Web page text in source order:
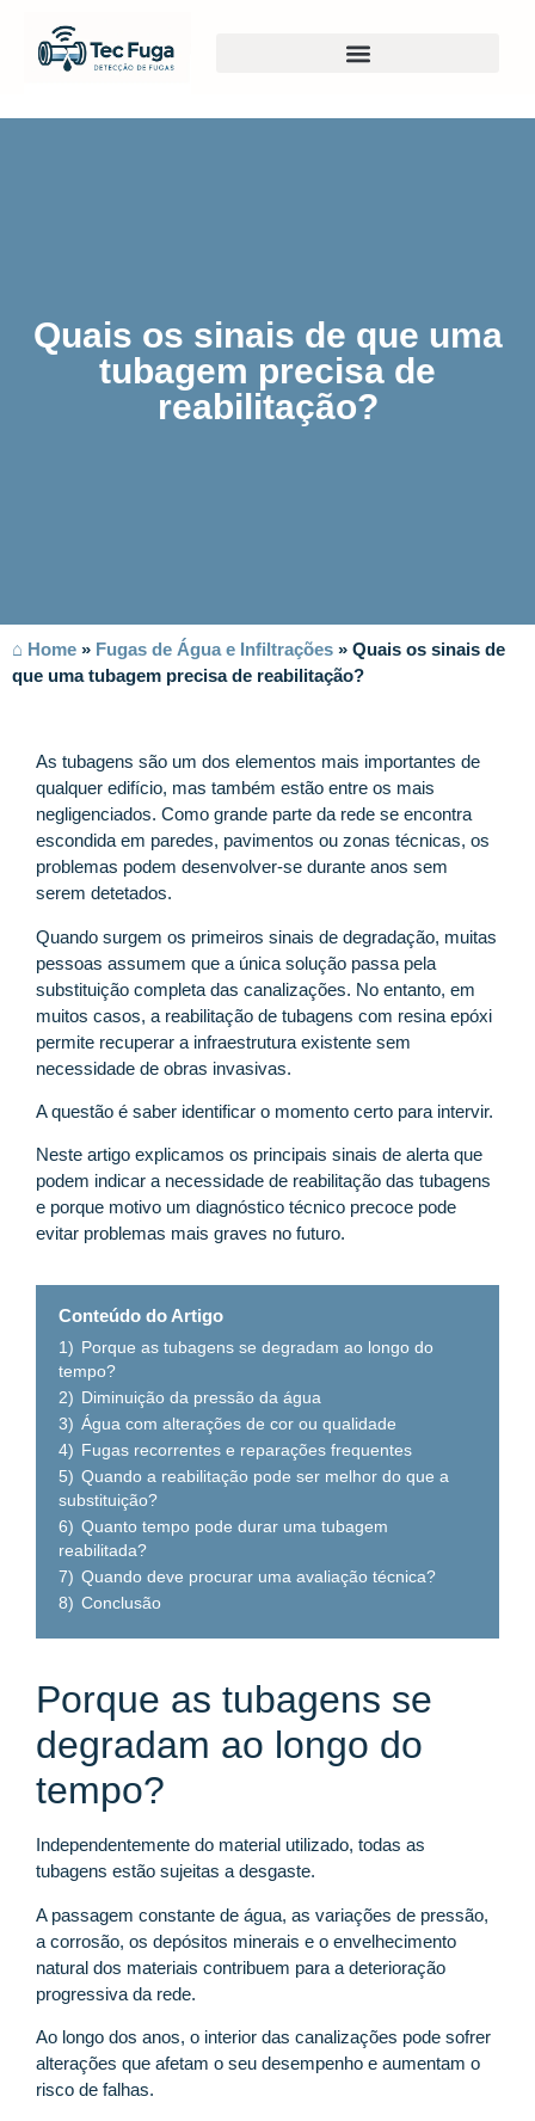
Quais os sinais de que uma
tubagem precisa de
reabilitação?
⌂ Home » Fugas de Água e Infiltrações » Quais os sinais de
que uma tubagem precisa de reabilitação?
As tubagens são um dos elementos mais importantes de
qualquer edifício, mas também estão entre os mais
negligenciados. Como grande parte da rede se encontra
escondida em paredes, pavimentos ou zonas técnicas, os
problemas podem desenvolver-se durante anos sem
serem detetados.
Quando surgem os primeiros sinais de degradação, muitas
pessoas assumem que a única solução passa pela
substituição completa das canalizações. No entanto, em
muitos casos, a reabilitação de tubagens com resina epóxi
permite recuperar a infraestrutura existente sem
necessidade de obras invasivas.
A questão é saber identificar o momento certo para intervir.
Neste artigo explicamos os principais sinais de alerta que
podem indicar a necessidade de reabilitação das tubagens
e porque motivo um diagnóstico técnico precoce pode
evitar problemas mais graves no futuro.
Conteúdo do Artigo
1) Porque as tubagens se degradam ao longo do
tempo?
2) Diminuição da pressão da água
3) Água com alterações de cor ou qualidade
4) Fugas recorrentes e reparações frequentes
5) Quando a reabilitação pode ser melhor do que a
substituição?
6) Quanto tempo pode durar uma tubagem
reabilitada?
7) Quando deve procurar uma avaliação técnica?
8) Conclusão
Porque as tubagens se
degradam ao longo do
tempo?
Independentemente do material utilizado, todas as
tubagens estão sujeitas a desgaste.
A passagem constante de água, as variações de pressão,
a corrosão, os depósitos minerais e o envelhecimento
natural dos materiais contribuem para a deterioração
progressiva da rede.
Ao longo dos anos, o interior das canalizações pode sofrer
alterações que afetam o seu desempenho e aumentam o
risco de falhas.